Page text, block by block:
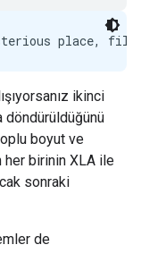
ikinci
döndürüldüğünü
boyut ve
her birinin XLA ile
sonraki
de